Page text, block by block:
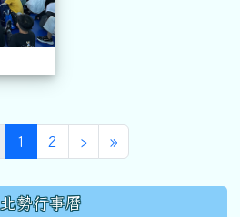
1 (目前頁次)
2 ›下一頁
»最後頁
北勢行事曆